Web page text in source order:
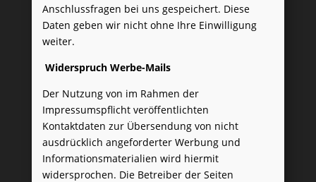
Anschlussfragen bei uns gespeichert. Diese
Daten geben wir nicht ohne Ihre Einwilligung
weiter.
Widerspruch Werbe-Mails
Der Nutzung von im Rahmen der
Impressumspflicht veröffentlichten
Kontaktdaten zur Übersendung von nicht
ausdrücklich angeforderter Werbung und
Informationsmaterialien wird hiermit
widersprochen. Die Betreiber der Seiten